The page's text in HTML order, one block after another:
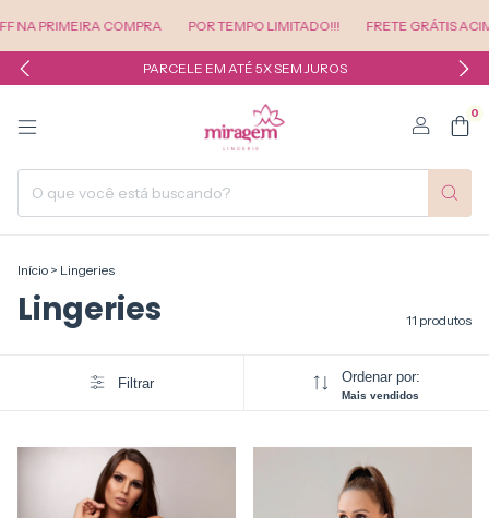
COMPRA POR TEMPO LIMITADO!!! FRETE GRÁTIS ACIMA DE
PARCELE EM ATÉ 5X SEM JUROS
0
Início > Lingeries
Lingeries 11 produtos
Filtrar Ordenar por:
Mais vendidos